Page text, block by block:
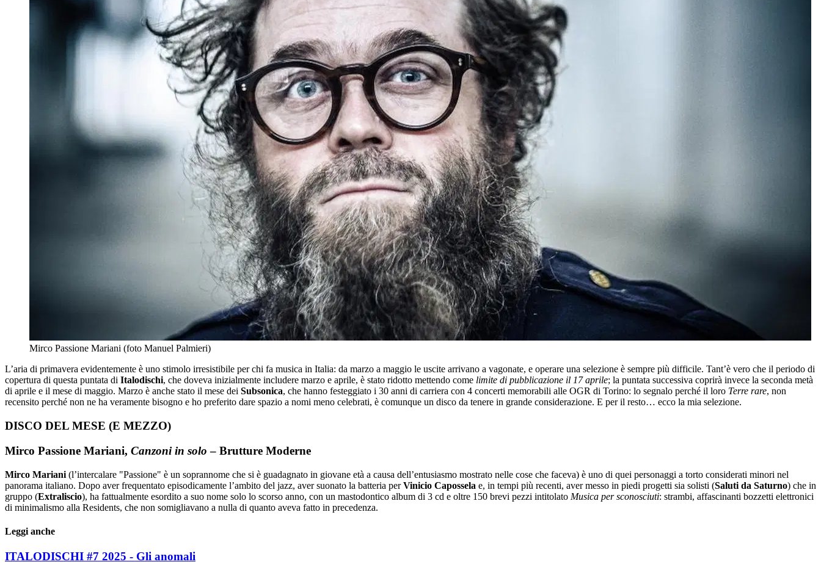
Mirco Passione Mariani (foto Manuel Palmieri)
L’aria di primavera evidentemente è uno stimolo irresistibile per chi fa musica in Italia: da marzo a maggio le uscite arrivano a vagonate, e operare una selezione è sempre più difficile. Tant’è vero che il periodo di
copertura di questa puntata di Italodischi, che doveva inizialmente includere marzo e aprile, è stato ridotto mettendo come limite di pubblicazione il 17 aprile; la puntata successiva coprirà invece la seconda metà
di aprile e il mese di maggio. Marzo è anche stato il mese dei Subsonica, che hanno festeggiato i 30 anni di carriera con 4 concerti memorabili alle OGR di Torino: lo segnalo perché il loro Terre rare, non
recensito perché non ne ha veramente bisogno e ho preferito dare spazio a nomi meno celebrati, è comunque un disco da tenere in grande considerazione. E per il resto… ecco la mia selezione.
DISCO DEL MESE (E MEZZO)
Mirco Passione Mariani, Canzoni in solo – Brutture Moderne
Mirco Mariani (l’intercalare "Passione" è un soprannome che si è guadagnato in giovane età a causa dell’entusiasmo mostrato nelle cose che faceva) è uno di quei personaggi a torto considerati minori nel
panorama italiano. Dopo aver frequentato episodicamente l’ambito del jazz, aver suonato la batteria perVinicio Capossela e, in tempi più recenti, aver messo in piedi progetti sia solisti (Saluti da Saturno) che in
gruppo (Extraliscio), ha fattualmente esordito a suo nome solo lo scorso anno, con un mastodontico album di 3 cd e oltre 150 brevi pezzi intitolato Musica per sconosciuti: strambi, affascinanti bozzetti elettronici
di minimalismo alla Residents, che non somigliavano a nulla di quanto aveva fatto in precedenza.
Leggi anche
ITALODISCHI #7 2025 - Gli anomali